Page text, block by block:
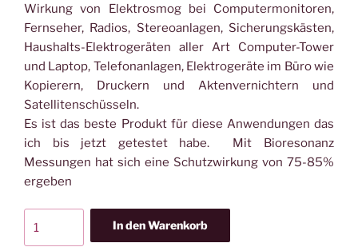
Wirkung von Elektrosmog bei Computermonitoren,
Fernseher, Radios, Stereoanlagen, Sicherungskästen,
Haushalts-Elektrogeräten aller Art Computer-Tower
und Laptop, Telefonanlagen, Elektrogeräte im Büro wie
Kopierern, Druckern und Aktenvernichtern und
Satellitenschüsseln.
Es ist das beste Produkt für diese Anwendungen das
ich bis jetzt getestet habe. Mit Bioresonanz
Messungen hat sich eine Schutzwirkung von 75-85%
ergeben
ULTRA
In den Warenkorb